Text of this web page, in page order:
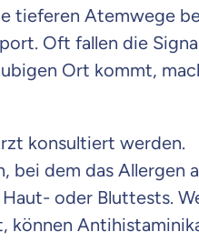
tieferen Atemwege
Oft fallen die
Ort kommt,
konsultiert werden.
bei dem das Allergen
oder Bluttests.
können